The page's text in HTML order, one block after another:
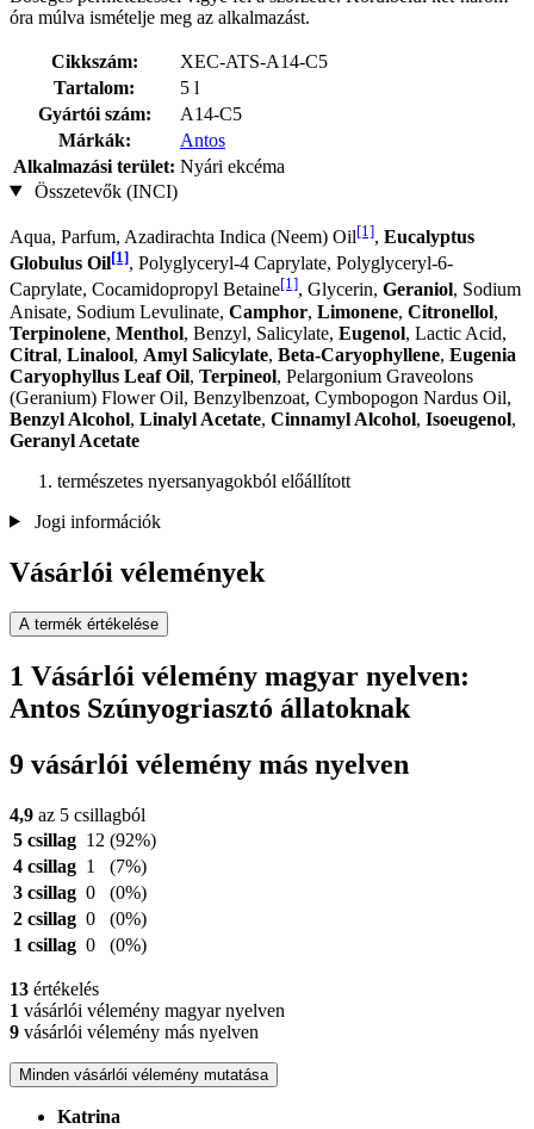
óra múlva ismételje meg az alkalmazást.
Cikkszám:
XEC-ATS-A14-C5
Tartalom:
5 l
Gyártói szám:
A14-C5
Márkák:
Antos
Alkalmazási terület: Nyári ekcéma
Összetevők (INCI)
Aqua, Parfum, Azadirachta Indica (Neem) Oil[1], Eucalyptus
Globulus Oil[1], Polyglyceryl-4 Caprylate, Polyglyceryl-6-
Caprylate, Cocamidopropyl Betaine[1], Glycerin, Geraniol, Sodium
Anisate, Sodium Levulinate, Camphor, Limonene, Citronellol,
Terpinolene, Menthol, Benzyl, Salicylate, Eugenol, Lactic Acid,
Citral, Linalool, Amyl Salicylate, Beta-Caryophyllene, Eugenia
Caryophyllus Leaf Oil, Terpineol, Pelargonium Graveolons
(Geranium) Flower Oil, Benzylbenzoat, Cymbopogon Nardus Oil,
Benzyl Alcohol, Linalyl Acetate, Cinnamyl Alcohol, Isoeugenol,
Geranyl Acetate
természetes nyersanyagokból előállított
Jogi információk
Vásárlói vélemények
A termék értékelése
1 Vásárlói vélemény magyar nyelven:
Antos Szúnyogriasztó állatoknak
9 vásárlói vélemény más nyelven
4,9 az 5 csillagból
5 csillag 12 (92%)
4 csillag 1
(7%)
3 csillag 0
(0%)
2 csillag 0
(0%)
1 csillag 0 (0%)
13 értékelés
1 vásárlói vélemény magyar nyelven
9 vásárlói vélemény más nyelven
Minden vásárlói vélemény mutatása
Katrina